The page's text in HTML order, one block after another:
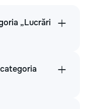
„Lucrări